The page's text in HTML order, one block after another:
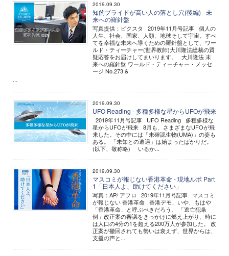
2019.09.30
知的プライドが高い人の落とし穴(後編) - 未
来への羅針盤
写真提供：ピクスタ 2019年11月号記事 個人の
人生、社会、国家、人類、地球そして宇宙。すべ
てを幸福な未来へ導くための羅針盤として、ワー
ルド・ティーチャー(世界教師)大川隆法総裁の質
疑応答をお届けしてまいります。 大川隆法 未
来への羅針盤 ワールド・ティーチャー・メッセ
ージ No.273 &
...
2019.09.30
UFO Reading - 多種多様な星からUFOが飛来
2019年11月号記事 UFO Reading 多種多様な
星からUFOが飛来 8月も、さまざまなUFOが飛
来した。その中には「未確認生物(UMA)」の姿も
ある。 「未知との遭遇」は始まったばかりだ。
(以下、敬称略) いるか...
2019.09.30
マスコミが報じない香港革命 - 現地ルポ Part
1「日本人よ、助けてください」
写真：AP/ アフロ 2019年11月号記事 マスコミ
が報じない 香港革命 香港デモ、いや、もはや
「香港革命」と呼ぶべきだろう。 「逃亡犯条
例」改正案の審議をきっかけに燃え上がり、時に
は人口の4分の1を超える200万人が参加した。 改
正案が撤回されても勢いは衰えず、世界からは、
支援の声と...